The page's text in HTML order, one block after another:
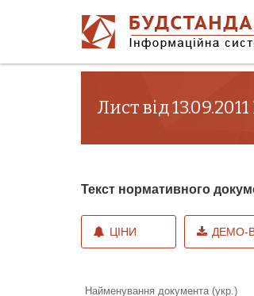
Лист від
Текст нормативного
ЦІНИ ДЕМО-
Найменування документа (укр.)